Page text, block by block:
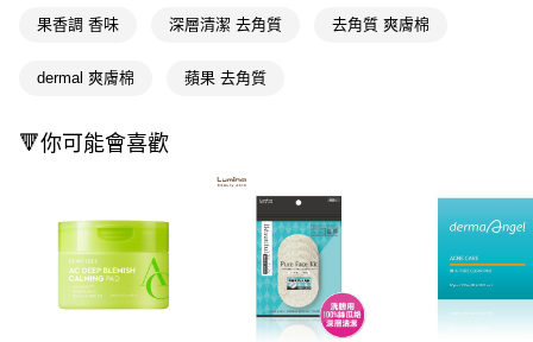
Google Pay
【關於「AFTEE先享後付」】
AFTEE先享後付是「在收到商品之後才付款」的支付方式。 讓您購物簡單
便利好安心！
１．簡單：不需註冊會員、不需綁卡、不需儲值。
２．便利：只要手機號碼，簡訊認證，即可結帳。
即享券
運送方式
果香調 香味 深層清潔 去角質 去角質 爽膚棉
dermal 爽膚棉 蘋果 去角質
🔻你可能會喜歡